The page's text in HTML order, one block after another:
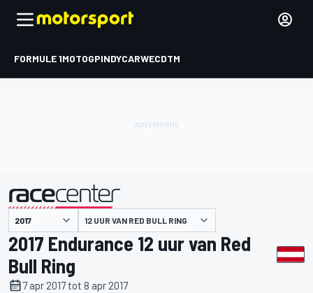
FORMULE 1MOTOGPINDYCARWECDTM
gepresenteerd door 12 UUR VAN RED BULL RING
2017 Endurance 12 uur van Red
Bull Ring
7 apr 2017 tot 8 apr 2017